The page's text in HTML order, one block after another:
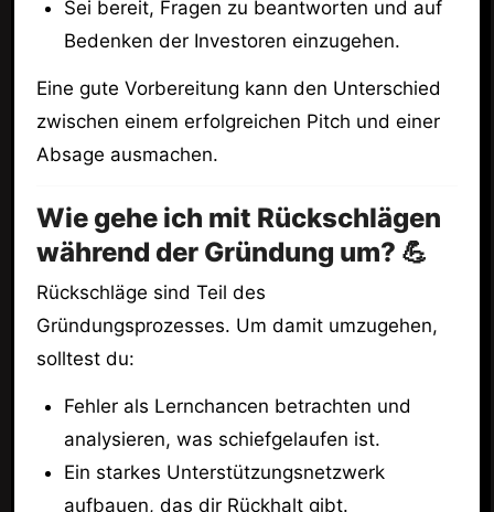
Sei bereit, Fragen zu beantworten und auf
Bedenken der Investoren einzugehen.
Eine gute Vorbereitung kann den Unterschied
zwischen einem erfolgreichen Pitch und einer
Absage ausmachen.
Wie gehe ich mit Rückschlägen
während der Gründung um? 💪
Rückschläge sind Teil des
Gründungsprozesses. Um damit umzugehen,
solltest du:
Fehler als Lernchancen betrachten und
analysieren, was schiefgelaufen ist.
Ein starkes Unterstützungsnetzwerk
aufbauen, das dir Rückhalt gibt.